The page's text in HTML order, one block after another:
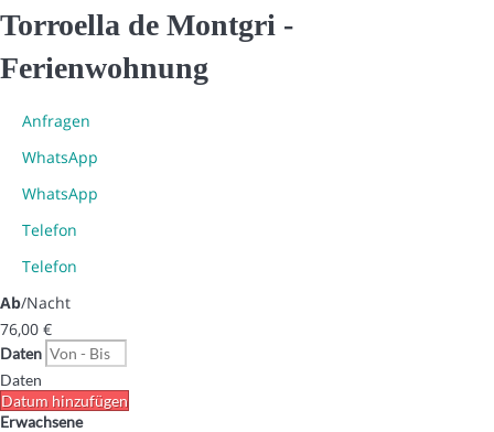
Torroella de Montgri -
Ferienwohnung
Anfragen
WhatsApp
WhatsApp
Telefon
Telefon
Ab/Nacht
76,00 €
Daten
Daten
Datum hinzufügen
Erwachsene